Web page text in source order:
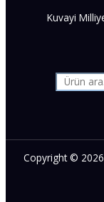
Kuvayi
Copyright ©